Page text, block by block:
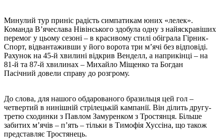
Минулий тур приніс радість симпатикам юних «лелек».
Команда Вʼячеслава Нівінського здобула одну з найяскравіших
перемог у цьому сезоні – в красивому стилі обіграла Гірник-
Спорт, відвантаживши у його ворота три мʼячі без відповіді.
Рахунок на 45-й хвилині відкрив Венделл, а наприкінці – на
81-й та 87-й хвилинах – Михайло Міщенко та Богдан
Пасічний довели справу до розгрому.
До слова, для нашого обдарованого бразильця цей гол –
четвертий в нинішній стрілецькій кампанії. Він ділить другу-
третю сходинки з Павлом Замуренком з Тростянця. Більше
забитих мʼячів – пʼять – тільки в Тимофія Хуссіна, що також
представляє Тростянець.